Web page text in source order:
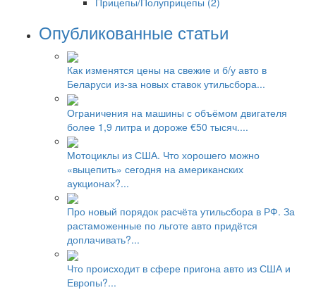
Опубликованные статьи
Как изменятся цены на свежие и б/у авто в
Беларуси из-за новых ставок утильсбора...
Ограничения на машины с объёмом двигателя
более 1,9 литра и дороже €50 тысяч....
Мотоциклы из США. Что хорошего можно
«выцепить» сегодня на американских
аукционах?...
Про новый порядок расчёта утильсбора в РФ. За
растаможенные по льготе авто придётся
доплачивать?...
Что происходит в сфере пригона авто из США и
Европы?...